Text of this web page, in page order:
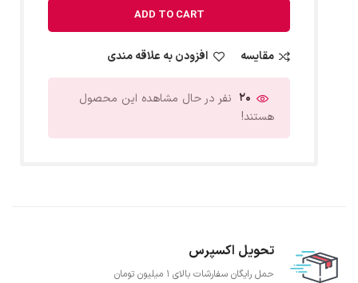
ADD TO CART
مقایسه افزودن به علاقه مندی
20 نفر در حال مشاهده این محصول
هستند!
تحویل اکسپرس
حمل رایگان سفارشات بالای 1 میلیون تومان